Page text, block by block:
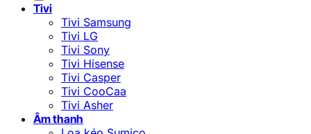
Tivi
Tivi Samsung
Tivi LG
Tivi Sony
Tivi Hisense
Tivi Casper
Tivi CooCaa
Tivi Asher
Âm thanh